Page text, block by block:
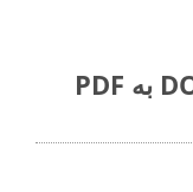
مراحل ساده برای تبدیل DOTX به PDF